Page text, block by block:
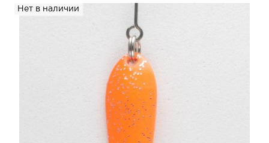
Нет в наличии